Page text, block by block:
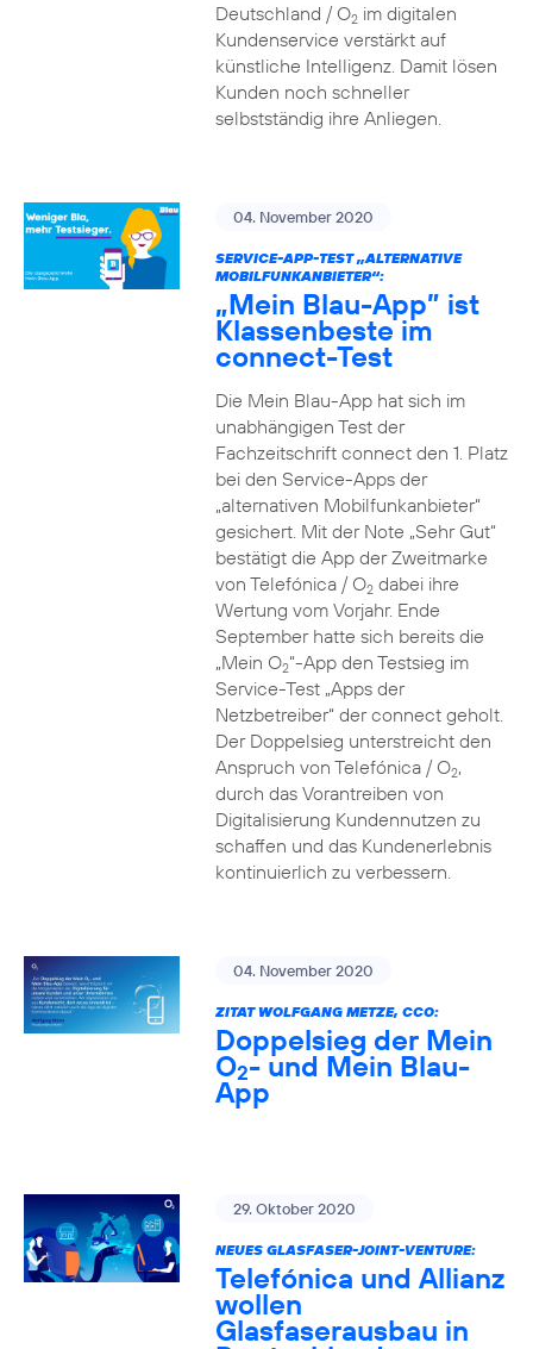
Deutschland / O2im digitalen
Kundenservice verstärkt auf
künstliche Intelligenz. Damit lösen
Kunden noch schneller
selbstständig ihre Anliegen.
04. November 2020
SERVICE-APP-TEST „ALTERNATIVE
MOBILFUNKANBIETER“:
„Mein Blau-App” ist
Klassenbeste im
connect-Test
Die Mein Blau-App hat sich im
unabhängigen Test der
Fachzeitschrift connect den 1. Platz
bei den Service-Apps der
„alternativen Mobilfunkanbieter“
gesichert. Mit der Note „Sehr Gut“
bestätigt die App der Zweitmarke
von Telefónica / O2dabei ihre
Wertung vom Vorjahr. Ende
September hatte sich bereits die
„Mein O2“-App den Testsieg im
Service-Test „Apps der
Netzbetreiber“ der connect geholt.
Der Doppelsieg unterstreicht den
Anspruch von Telefónica / O2,
durch das Vorantreiben von
Digitalisierung Kundennutzen zu
schaffen und das Kundenerlebnis
kontinuierlich zu verbessern.
04. November 2020
ZITAT WOLFGANG METZE, CCO:
Doppelsieg der Mein
O2- und Mein Blau-
App
29. Oktober 2020
NEUES GLASFASER-JOINT-VENTURE:
Telefónica und Allianz
wollen
Glasfaserausbau in